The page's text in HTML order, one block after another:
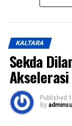
raperda
Kementerian
terbaru dalam
Regulasi tersebut
tahun jamak
antara kepala
tanpa harus
KALTARA
Sekda
Published
By